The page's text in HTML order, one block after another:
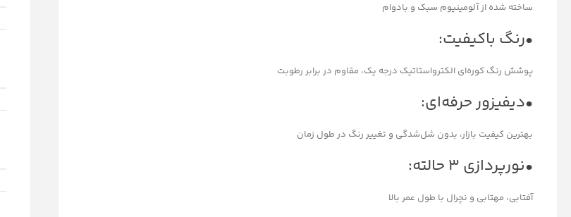
ساخته شده از آلومینیوم سبک و بادوام
•رنگ باکیفیت:
پوشش رنگ کوره‌ای الکترواستاتیک درجه یک، مقاوم در برابر رطوبت
•دیفیزور حرفه‌ای:
بهترین کیفیت بازار، بدون شل‌شدگی و تغییر رنگ در طول زمان
•نورپردازی ۳ حالته:
آفتابی، مهتابی و نچرال با طول عمر بالا